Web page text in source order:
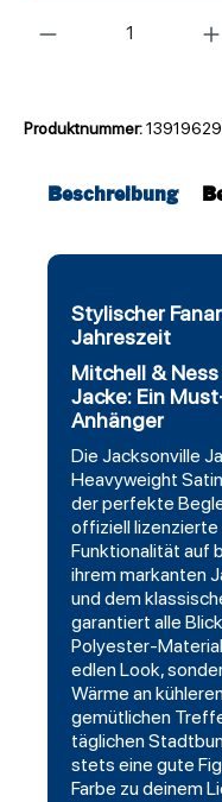
Produktnummer:
Beschreibung
Stylischer
Jahreszeit
Mitchell &
Jacke: Ein
Anhänger
Die Jacksonville
Heavyweight
der perfekte
offiziell lizenzierte
Funktionalität auf
ihrem markanten
und dem
garantiert alle
Polyester-
edlen Look,
Wärme an
gemütlichen
täglichen
stets eine gute
Farbe zu deinem